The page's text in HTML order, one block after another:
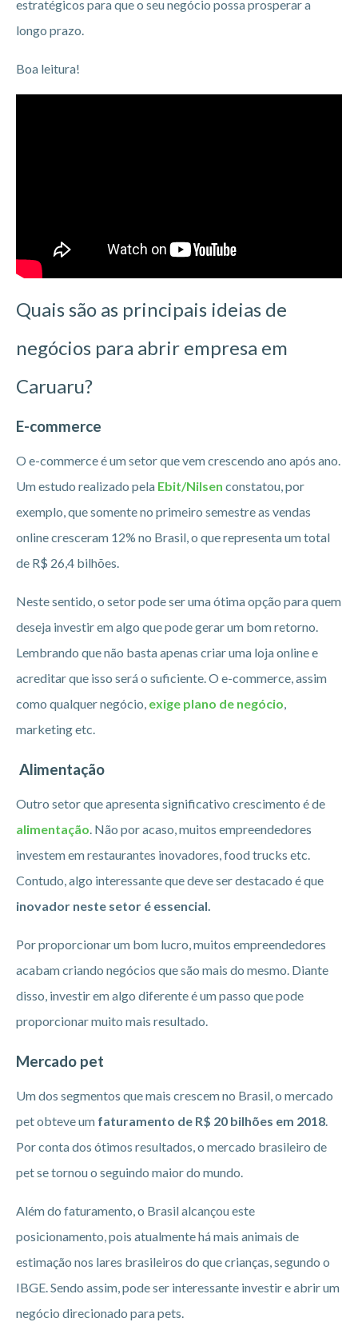
estratégicos para que o seu negócio possa prosperar a
longo prazo.
Boa leitura!
Quais são as principais ideias de
negócios para abrir empresa em
Caruaru?
E-commerce
O e-commerce é um setor que vem crescendo ano após ano.
Um estudo realizado pela Ebit/Nilsen constatou, por
exemplo, que somente no primeiro semestre as vendas
online cresceram 12% no Brasil, o que representa um total
de R$ 26,4 bilhões.
Neste sentido, o setor pode ser uma ótima opção para quem
deseja investir em algo que pode gerar um bom retorno.
Lembrando que não basta apenas criar uma loja online e
acreditar que isso será o suficiente. O e-commerce, assim
como qualquer negócio, exige plano de negócio,
marketing etc.
Alimentação
Outro setor que apresenta significativo crescimento é de
alimentação. Não por acaso, muitos empreendedores
investem em restaurantes inovadores, food trucks etc.
Contudo, algo interessante que deve ser destacado é que
inovador neste setor é essencial.
Por proporcionar um bom lucro, muitos empreendedores
acabam criando negócios que são mais do mesmo. Diante
disso, investir em algo diferente é um passo que pode
proporcionar muito mais resultado.
Mercado pet
Um dos segmentos que mais crescem no Brasil, o mercado
pet obteve um faturamento de R$ 20 bilhões em 2018.
Por conta dos ótimos resultados, o mercado brasileiro de
pet se tornou o seguindo maior do mundo.
Além do faturamento, o Brasil alcançou este
posicionamento, pois atualmente há mais animais de
estimação nos lares brasileiros do que crianças, segundo o
IBGE. Sendo assim, pode ser interessante investir e abrir um
negócio direcionado para pets.